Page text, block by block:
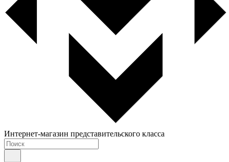
Интернет-магазин представительского класса